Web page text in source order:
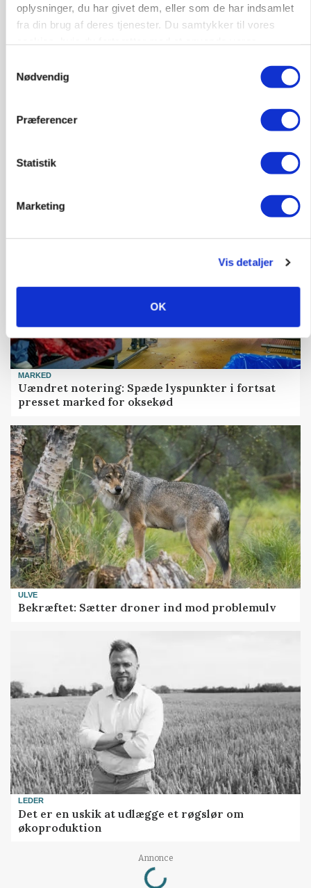
oplysninger, du har givet dem, eller som de har indsamlet
fra din brug af deres tjenester. Du samtykker til vores
Nødvendig
Præferencer
Statistik
Marketing
Vis detaljer
OK
Snart kan man søge tilskud til naturprojekter
Før såmaskinen kører: Her er efterårets største
MARKED
Uændret notering: Spæde lyspunkter i fortsat
presset marked for oksekød
ULVE
Bekræftet: Sætter droner ind mod problemulv
LEDER
Det er en uskik at udlægge et røgslør om
økoproduktion
Annonce
Loading...